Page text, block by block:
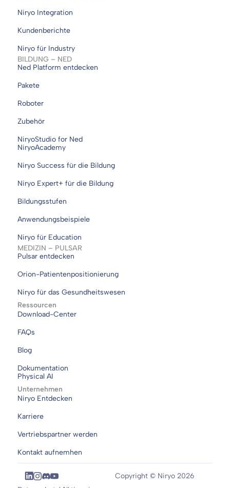
Niryo Integration
Kundenberichte
Niryo für Industry
BILDUNG – NED
Ned Platform entdecken
Pakete
Roboter
Zubehör
NiryoStudio for Ned
NiryoAcademy
Niryo Success für die Bildung
Niryo Expert+ für die Bildung
Bildungsstufen
Anwendungsbeispiele
Niryo für Education
MEDIZIN – PULSAR
Pulsar entdecken
Orion-Patientenpositionierung
Niryo für das Gesundheitswesen
Ressourcen
Download-Center
FAQs
Blog
Dokumentation
Physical AI
Unternehmen
Niryo Entdecken
Karriere
Vertriebspartner werden
Kontakt aufnemhen
Copyright © Niryo 2026